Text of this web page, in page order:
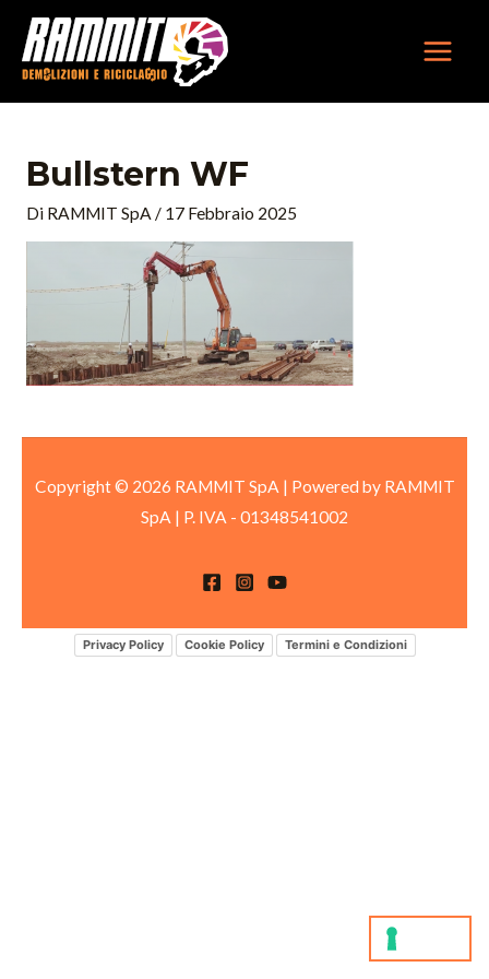
contenuto
Bullstern WF
Di RAMMIT SpA / 17 Febbraio 2025
Copyright © 2026 RAMMIT SpA | Powered by RAMMIT
SpA | P. IVA - 01348541002
Privacy Policy Cookie Policy Termini e Condizioni